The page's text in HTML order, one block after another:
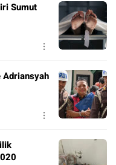
Sumut
Adriansyah